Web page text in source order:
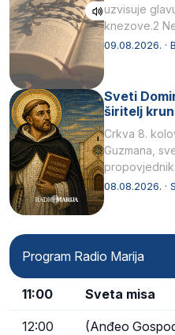
uzvisuje
knezove.2
njegovui…
09.08.2026. ·
Sveti
širitelj
Crkva 8.
Guzmana,
Svojim
08.08.2026. ·
Program Radio Marija
11:00 Sveta misa
12:00 (Anđeo